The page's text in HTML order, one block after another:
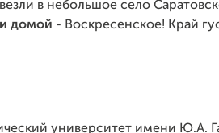
в небольшое село
домой - Воскресенское! Край
университет имени Ю.А.